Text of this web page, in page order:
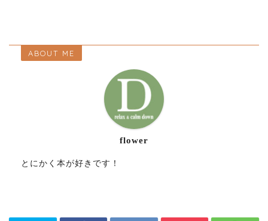
ABOUT ME
flower
とにかく本が好きです！